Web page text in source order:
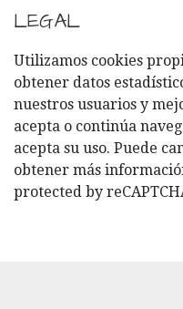
T
E
G
O
R
Í
A
S
LEGAL
Utilizamos cookies
obtener datos
nuestros usuarios y
acepta o continúa
acepta su uso. Puede
obtener más
protected by